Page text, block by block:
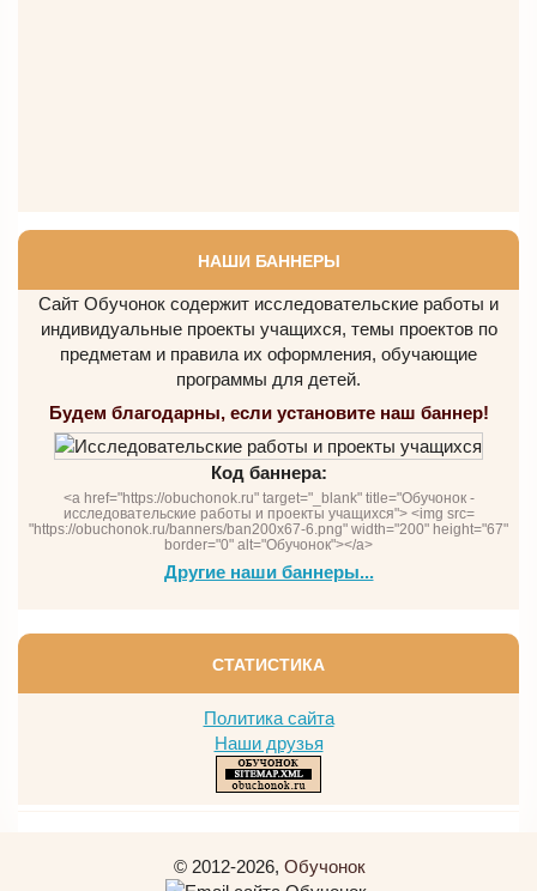
НАШИ БАННЕРЫ
Сайт Обучонок содержит исследовательские работы и
индивидуальные проекты учащихся, темы проектов по
предметам и правила их оформления, обучающие
программы для детей.
Будем благодарны, если установите наш баннер!
Код баннера:
<a href="https://obuchonok.ru" target="_blank" title="Обучонок -
исследовательские работы и проекты учащихся"> <img src=
"https://obuchonok.ru/banners/ban200x67-6.png" width="200" height="67"
border="0" alt="Обучонок"></a>
Другие наши баннеры...
СТАТИСТИКА
Политика сайта
Наши друзья
© 2012-2026, Обучонок